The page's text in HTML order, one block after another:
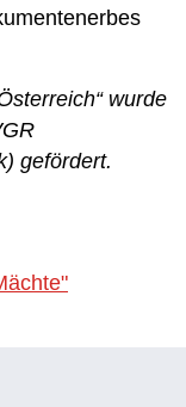
wurde
gefördert.